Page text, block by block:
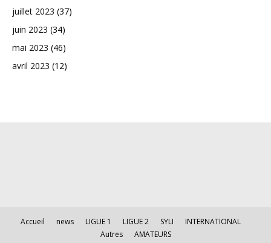
juillet 2023 (37)
juin 2023 (34)
mai 2023 (46)
avril 2023 (12)
Accueil news LIGUE 1 LIGUE 2 SYLI
INTERNATIONAL
Autres
AMATEURS